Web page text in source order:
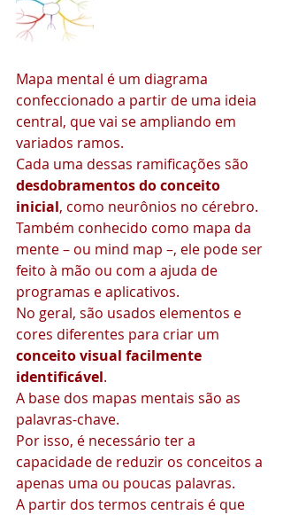
Mapa mental é um diagrama
confeccionado a partir de uma ideia
central, que vai se ampliando em
variados ramos.
Cada uma dessas ramificações são
desdobramentos do conceito
inicial, como neurônios no cérebro.
Também conhecido como mapa da
mente – ou mind map –, ele pode ser
feito à mão ou com a ajuda de
programas e aplicativos.
No geral, são usados elementos e
cores diferentes para criar um
conceito visual facilmente
identificável.
A base dos mapas mentais são as
palavras-chave.
Por isso, é necessário ter a
capacidade de reduzir os conceitos a
apenas uma ou poucas palavras.
A partir dos termos centrais é que